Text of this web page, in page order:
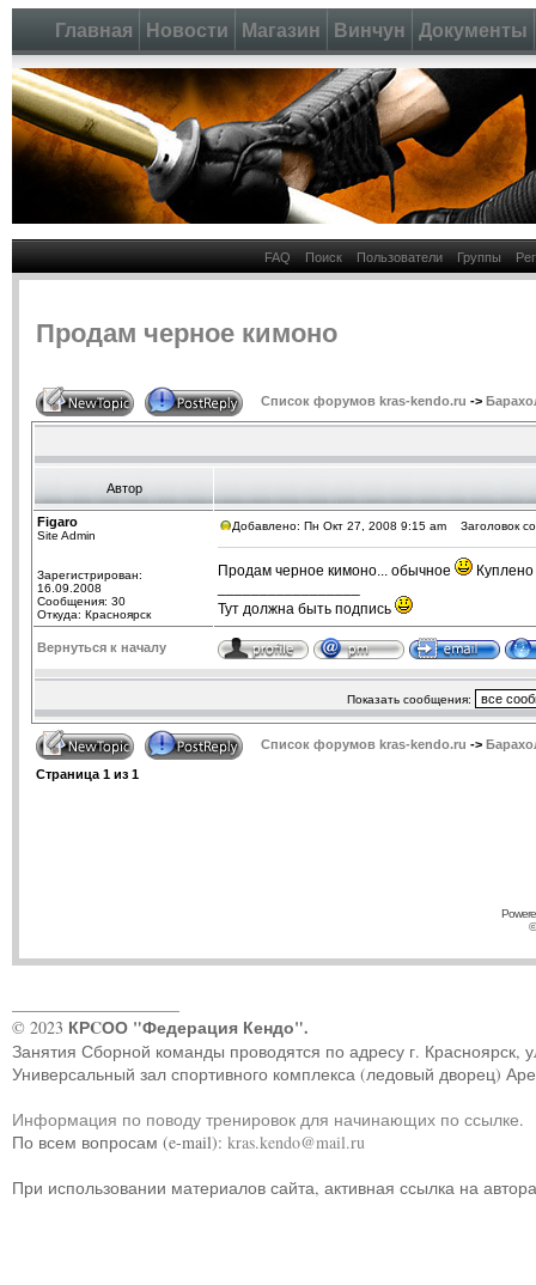
Главная Новости Магазин Винчун Документы
FAQ Поиск Пользователи Группы
Продам черное кимоно
Список форумов kras-kendo.ru ->
Автор
Figaro
Site Admin
Зарегистрирован:
16.09.2008
Сообщения: 30
Откуда: Красноярск
Добавлено: Пн Окт 27, 2008 9:15 am Заголовок
Продам черное кимоно... обычное
Тут должна быть подпись
Вернуться к началу
Показать сообщения:
Список форумов kras-kendo.ru ->
Страница 1 из 1
© 2023 КРCОО "Федерация Кендо".
Занятия Сборной команды проводятся по адресу г. Красноярск,
Универсальный зал спортивного комплекса (ледовый дворец)
Информация по поводу тренировок для начинающих по ссылке.
По всем вопросам (e-mail): kras.kendo@mail.ru
При использовании материалов сайта, активная ссылка на